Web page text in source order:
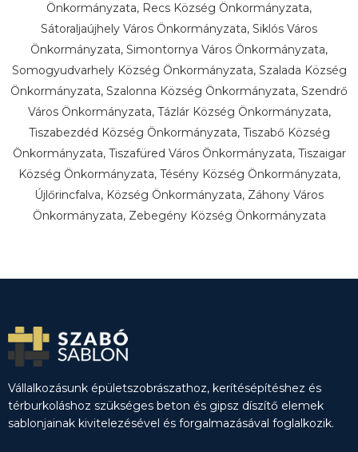
Önkormányzata, Recs Község Önkormányzata,
Sátoraljaújhely Város Önkormányzata, Siklós Város
Önkormányzata, Simontornya Város Önkormányzata,
Somogyudvarhely Község Önkormányzata, Szalada Község
Önkormányzata, Szalonna Község Önkormányzata, Szendrő
Város Önkormányzata, Tázlár Község Önkormányzata,
Tiszabezdéd Község Önkormányzata, Tiszabő Község
Önkormányzata, Tiszafüred Város Önkormányzata, Tiszaigar
Község Önkormányzata, Tésény Község Önkormányzata,
Újlőrincfalva, Község Önkormányzata, Záhony Város
Önkormányzata, Zebegény Község Önkormányzata
Vállalkozásunk épületszobrászathoz, kerítésépítéshez és
térburkoláshoz szükséges beton és gipsz díszítő elemek
sablonjainak kivitelezésével és forgalmazásával foglalkozik.